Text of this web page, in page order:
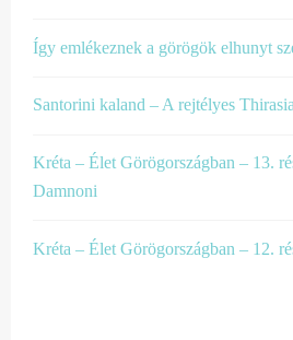
Így emlékeznek a görögök elhunyt
Santorini kaland – A rejtélyes Thirasia
Kréta – Élet Görögországban – 13.
Damnoni
Kréta – Élet Görögországban – 12.